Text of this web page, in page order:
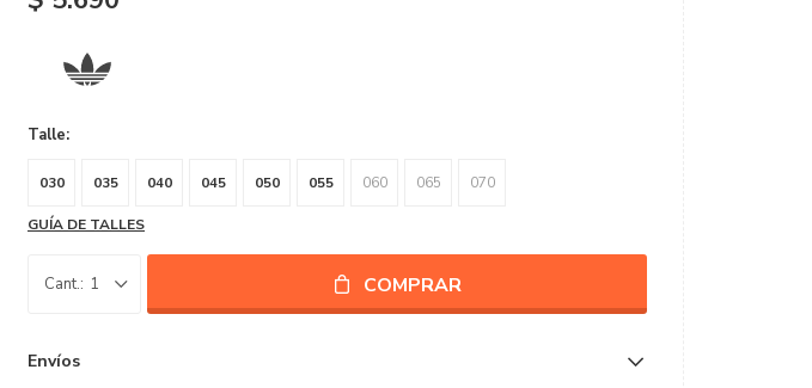
Talle:
030 035 040 045 050 055 060 065 070
GUÍA DE TALLES
1 COMPRAR
Envíos